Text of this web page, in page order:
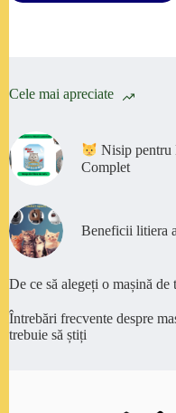
Cele mai apreciate
Nisip pentru
Complet
Beneficii litiera
De ce să alegeți o mașină
Întrebări frecvente despre
trebuie să știți